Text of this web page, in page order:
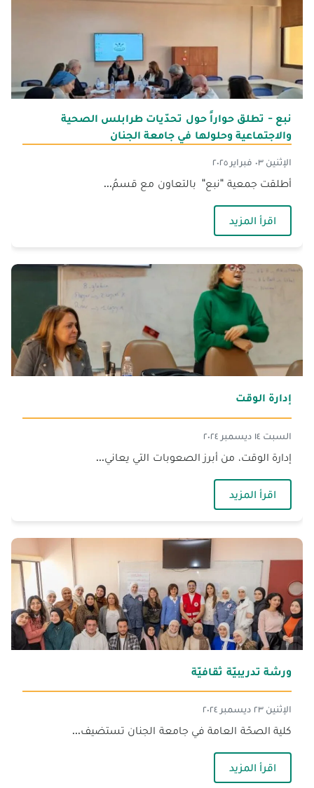
نبع - تطلق حواراً حول تحدّيات طرابلس الصحية
والاجتماعية وحلولها في جامعة الجنان
الإثنين ٠٣ فبراير ٢٠٢٥
أطلقت جمعية "نبع" بالتعاون مع قسمُ...
اقرأ المزيد
إدارة الوقت
السبت ١٤ ديسمبر ٢٠٢٤
إدارة الوقت، من أبرز الصعوبات التي يعاني...
اقرأ المزيد
ورشة تدريبيّة ثقافيّة
الإثنين ٢٣ ديسمبر ٢٠٢٤
كلية الصحّة العامة في جامعة الجنان تستضيف...
اقرأ المزيد— ورشة تدريبيّة ثقافيّة